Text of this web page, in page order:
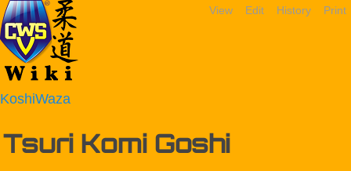
View Edit History Print
KoshiWaza
Tsuri Komi Goshi